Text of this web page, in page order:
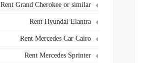
Rent Grand Cherokee or similar
Rent Hyundai Elantra
Rent Mercedes Car Cairo
Rent Mercedes Sprinter